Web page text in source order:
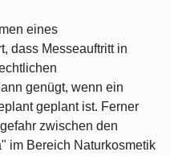
eines
dass Messeauftritt in
genügt, wenn ein
geplant ist. Ferner
zwischen den
im Bereich Naturkosmetik